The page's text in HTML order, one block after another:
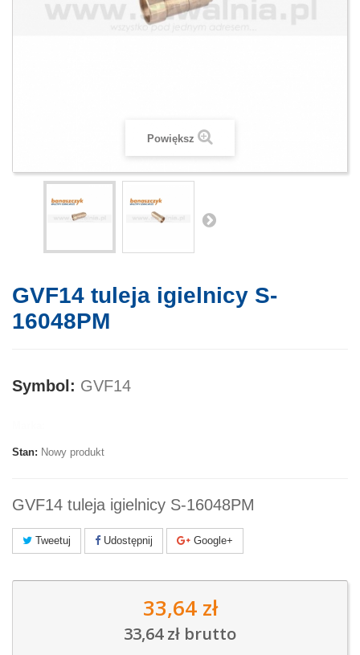
Powiększ
GVF14 tuleja igielnicy S-
16048PM
Symbol: GVF14
Stan: Nowy produkt
GVF14 tuleja igielnicy S-16048PM
Tweetuj Udostępnij Google+
33,64 zł
33,64 zł brutto